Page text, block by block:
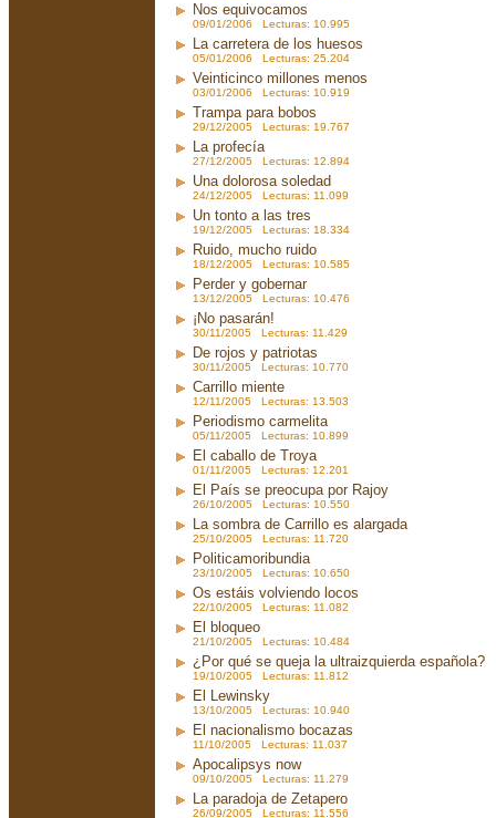
Nos equivocamos
09/01/2006 Lecturas: 10.995
La carretera de los huesos
05/01/2006 Lecturas: 25.204
Veinticinco millones menos
03/01/2006 Lecturas: 10.919
Trampa para bobos
29/12/2005 Lecturas: 19.767
La profecía
27/12/2005 Lecturas: 12.894
Una dolorosa soledad
24/12/2005 Lecturas: 11.099
Un tonto a las tres
19/12/2005 Lecturas: 18.334
Ruido, mucho ruido
18/12/2005 Lecturas: 10.585
Perder y gobernar
13/12/2005 Lecturas: 10.476
¡No pasarán!
30/11/2005 Lecturas: 11.429
De rojos y patriotas
30/11/2005 Lecturas: 10.770
Carrillo miente
12/11/2005 Lecturas: 13.503
Periodismo carmelita
05/11/2005 Lecturas: 10.899
El caballo de Troya
01/11/2005 Lecturas: 12.201
El País se preocupa por Rajoy
26/10/2005 Lecturas: 10.550
La sombra de Carrillo es alargada
25/10/2005 Lecturas: 11.720
Politicamoribundia
23/10/2005 Lecturas: 10.650
Os estáis volviendo locos
22/10/2005 Lecturas: 11.082
El bloqueo
21/10/2005 Lecturas: 10.484
¿Por qué se queja la ultraizquierda española?
19/10/2005 Lecturas: 11.812
El Lewinsky
13/10/2005 Lecturas: 10.940
El nacionalismo bocazas
11/10/2005 Lecturas: 11.037
Apocalipsys now
09/10/2005 Lecturas: 11.279
La paradoja de Zetapero
26/09/2005 Lecturas: 11.556